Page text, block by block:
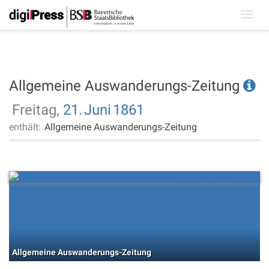
Allgemeine Auswanderungs-Zeitung
Freitag, 21.Juni 1861
enthält: Allgemeine Auswanderungs-Zeitung
Allgemeine Auswanderungs-Zeitung